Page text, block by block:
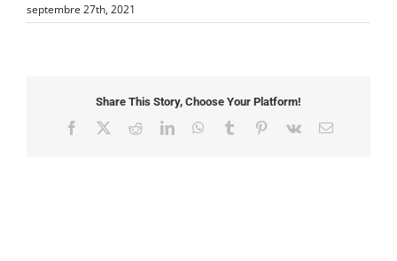
septembre 27th, 2021
Share This Story, Choose Your Platform!
Facebook RedditLinkedInWhatsApp
Tumblr Pinterest
Vk Email